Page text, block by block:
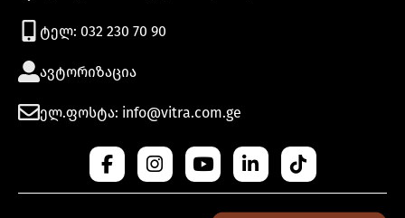
ტელ: 032 230 70 90
ავტორიზაცია
ელ.ფოსტა: info@vitra.com.ge